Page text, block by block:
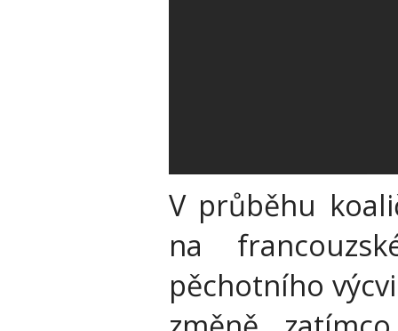
V průběhu
na
pěchotního